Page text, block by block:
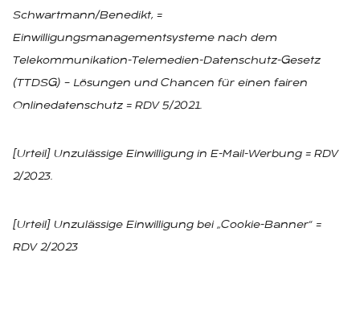
Schwartmann/Benedikt, =
Einwilligungsmanagementsysteme nach dem
Telekommunikation-Telemedien-Datenschutz-Gesetz
(TTDSG) – Lösungen und Chancen für einen fairen
Onlinedatenschutz = RDV 5/2021.
[Urteil] Unzulässige Einwilligung in E-Mail-Werbung = RDV
2/2023.
[Urteil] Unzulässige Einwilligung bei „Cookie-Banner“ =
RDV 2/2023